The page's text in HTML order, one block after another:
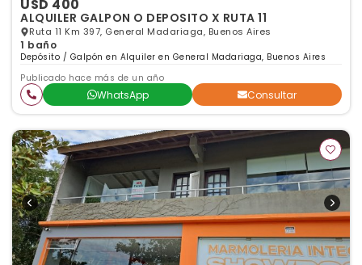
USD 400
ALQUILER GALPON O DEPOSITO X RUTA 11
Ruta 11 Km 397, General Madariaga, Buenos Aires
1 baño
Depósito / Galpón en Alquiler en General Madariaga, Buenos Aires
Publicado hace más de un año
WhatsApp Consultar